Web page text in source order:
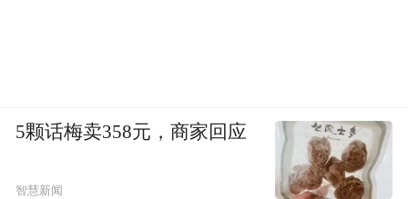
5颗话梅卖358元，商家回应
智慧新闻